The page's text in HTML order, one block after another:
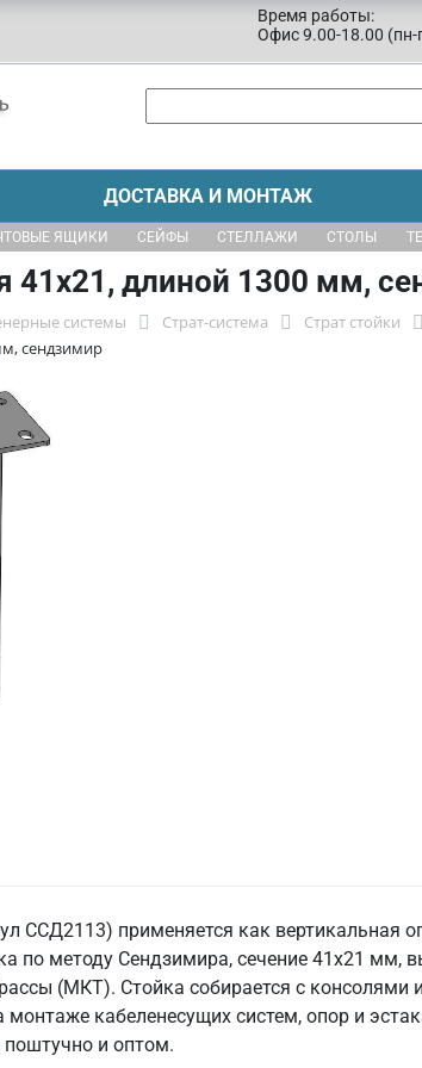
Время работы:
Офис 9.00-18.00 (пн-
ДОСТАВКА И МОНТАЖ
ЯЩИКИ СЕЙФЫ СТЕЛЛАЖИ СТОЛЫ
41х21, длиной 1300 мм,
системы Страт-система Страт стойки
сендзимир
ССД2113) применяется как
по методу Сендзимира, сечение 41x21
(МКТ). Стойка собирается с консолями
монтаже кабеленесущих систем, опор и
поштучно и оптом.